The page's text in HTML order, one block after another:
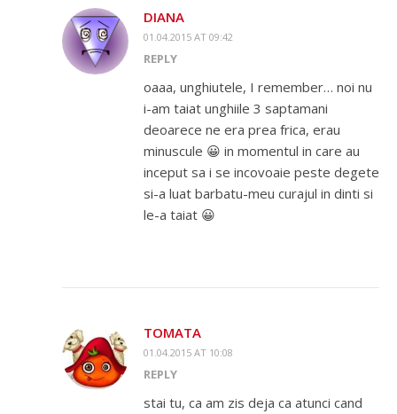
DIANA
01.04.2015 AT 09:42
REPLY
oaaa, unghiutele, I remember… noi nu
i-am taiat unghiile 3 saptamani
deoarece ne era prea frica, erau
minuscule 😀 in momentul in care au
inceput sa i se incovoaie peste degete
si-a luat barbatu-meu curajul in dinti si
le-a taiat 😀
TOMATA
01.04.2015 AT 10:08
REPLY
stai tu, ca am zis deja ca atunci cand